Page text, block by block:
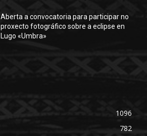
Aberta a convocatoria para participar no
proxecto fotográfico sobre a eclipse en
Lugo «Umbra»
1096
782